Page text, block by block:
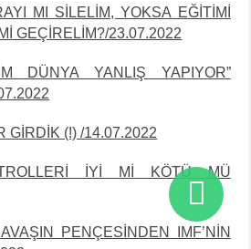
MI SİLELİM, YOKSA EĞİTİMİ
GEÇİRELİM?/23.07.2022
DÜNYA YANLIŞ YAPIYOR”
GİRDİK (!) /14.07.2022
İYİ Mİ KÖTÜ MÜ
PENÇESİNDEN IMF’NİN